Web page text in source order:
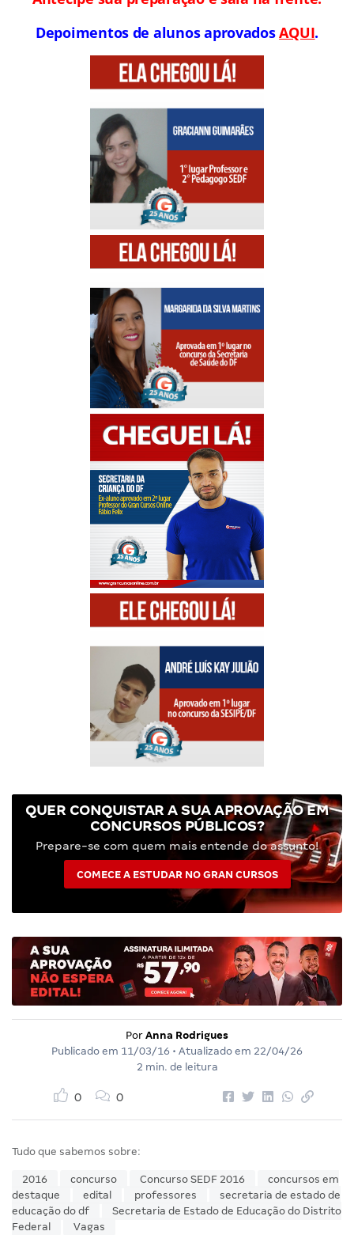
Depoimentos de alunos aprovadosAQUI.
QUER CONQUISTAR A SUA APROVAÇÃO EM
CONCURSOS PÚBLICOS?
Prepare-se com quem mais entende do assunto!
COMECE A ESTUDAR NO GRAN CURSOS
Por Anna Rodrigues
Publicado em 11/03/16 • Atualizado em 22/04/26
2 min. de leitura
0 0
Tudo que sabemos sobre:
2016 concurso Concurso SEDF 2016
concursos em
destaque
edital professores
secretaria de estado de
educação do df
Secretaria de Estado de Educação do Distrito
Federal
Vagas